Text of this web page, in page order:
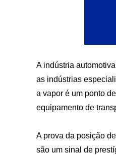
A indústria
as indústrias
a vapor é um ponto
equipamento de
A prova da posição
são um sinal de